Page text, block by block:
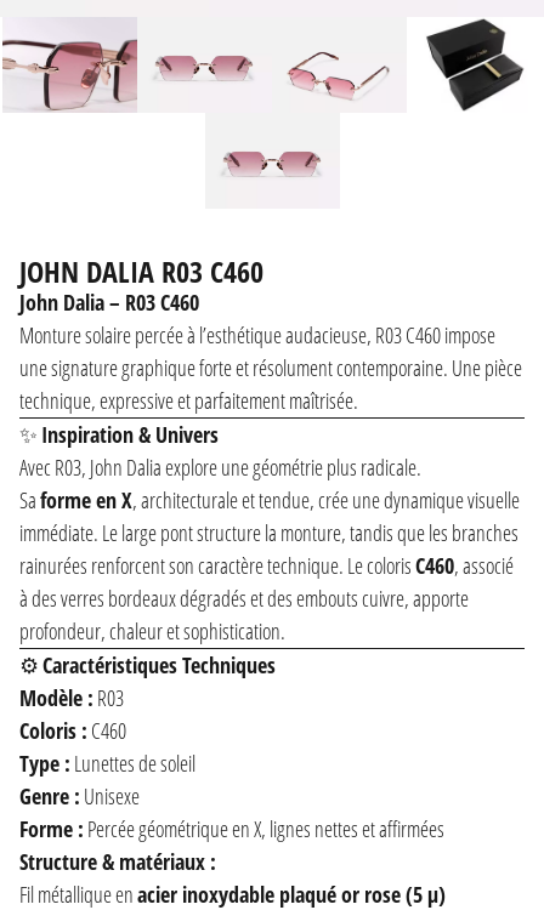
JOHN DALIA R03 C460
John Dalia – R03 C460
Monture solaire percée à l’esthétique audacieuse, R03 C460 impose
une signature graphique forte et résolument contemporaine. Une pièce
technique, expressive et parfaitement maîtrisée.
✨ Inspiration & Univers
Avec R03, John Dalia explore une géométrie plus radicale.
Saforme en X, architecturale et tendue, crée une dynamique visuelle
immédiate. Le large pont structure la monture, tandis que les branches
rainurées renforcent son caractère technique. Le colorisC460, associé
à des verres bordeaux dégradés et des embouts cuivre, apporte
profondeur, chaleur et sophistication.
⚙️Caractéristiques Techniques
Modèle : R03
Coloris : C460
Type : Lunettes de soleil
Genre : Unisexe
Forme : Percée géométrique en X, lignes nettes et affirmées
Structure & matériaux :
Fil métallique enacier inoxydable plaqué or rose (5 µ)